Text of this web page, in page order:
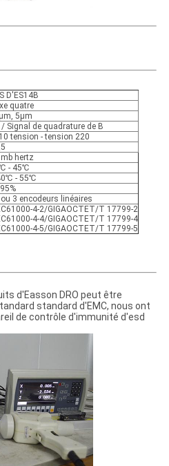
D'ES14B
quatre
5μm
/ Signal de quadrature de B
tension - tension 220
hertz
- 45℃
- 55℃
3 encodeurs linéaires
4-2/GIGAOCTET/T 17799-2
4-4/GIGAOCTET/T 17799-4
4-5/GIGAOCTET/T 17799-5
d'Easson DRO peut être
standard d'EMC, nous ont
de contrôle d'immunité d'esd